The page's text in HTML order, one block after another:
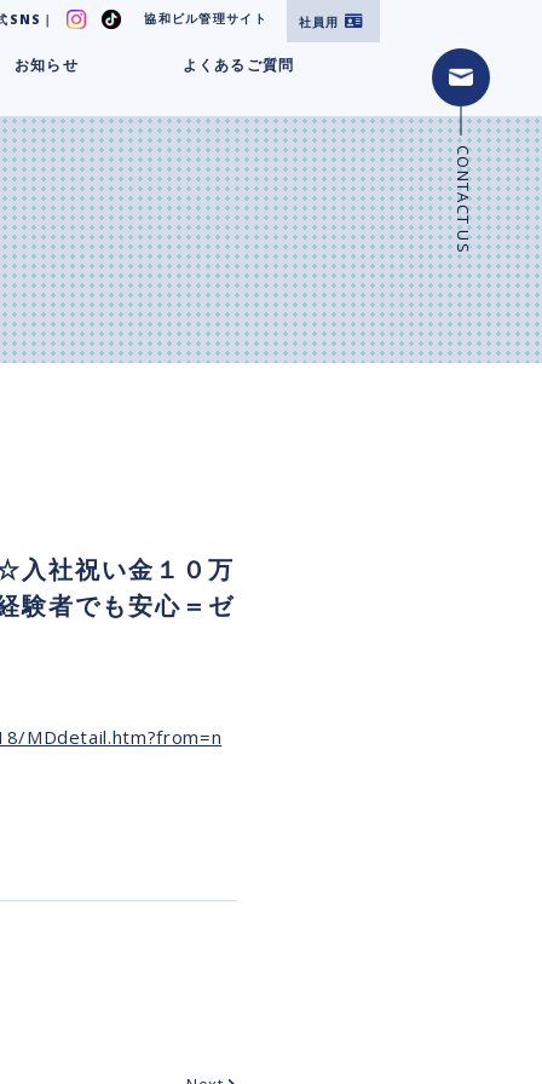
SNS｜ 協和ビル管理サイト 社員用
お知らせ よくあるご質問
社祝い金１０万
者でも安心＝ゼ
MDdetail.htm?from=n